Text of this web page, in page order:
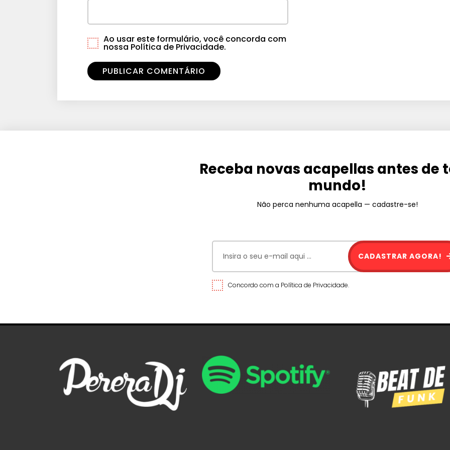
Ao usar este formulário, você concorda com
nossa Política de Privacidade.
Receba novas acapellas antes de
mundo!
Não perca nenhuma acapella — cadastre-se!
Concordo com a Política de Privacidade.
CADASTRAR AGORA!